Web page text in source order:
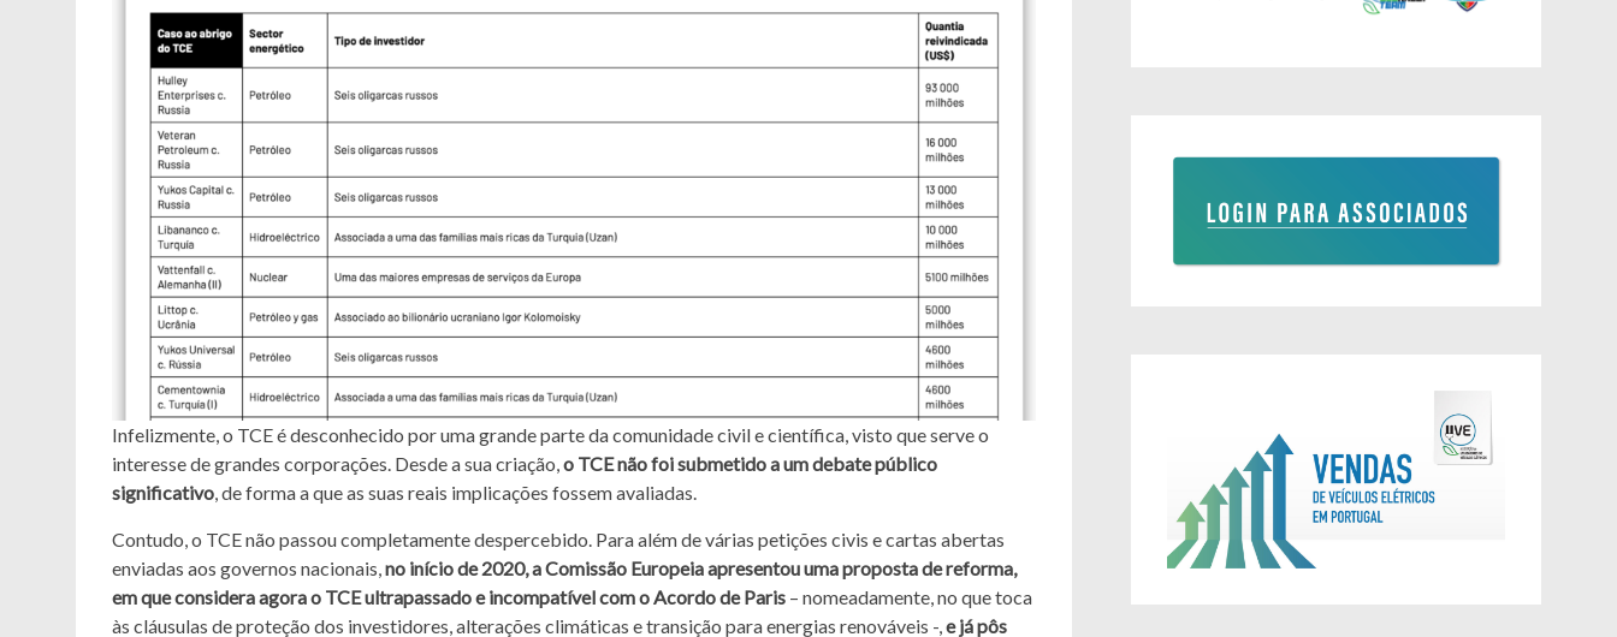
Infelizmente, o TCE é desconhecido por uma grande parte da comunidade civil e científica, visto que serve o
interesse de grandes corporações. Desde a sua criação,o TCE não foi submetido a um debate público
significativo, de forma a que as suas reais implicações fossem avaliadas.
Contudo, o TCE não passou completamente despercebido. Para além de várias petições civis e cartas abertas
enviadas aos governos nacionais,no início de 2020, a Comissão Europeia apresentou uma proposta de reforma,
em que considera agora o TCE ultrapassado e incompatível com o Acordo de Paris – nomeadamente, no que toca
às cláusulas de proteção dos investidores, alterações climáticas e transição para energias renováveis -,e já pôs